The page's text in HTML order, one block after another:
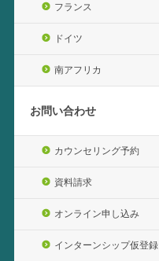
フランス
ドイツ
南アフリカ
お問い合わせ
カウンセリング予約
資料請求
オンライン申し込み
インターンシップ仮登録